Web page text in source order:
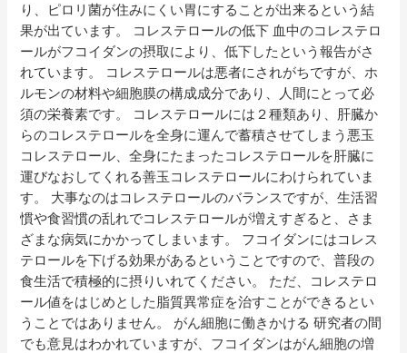
り、ピロリ菌が住みにくい胃にすることが出来るという結
果が出ています。 コレステロールの低下 血中のコレステロ
ールがフコイダンの摂取により、低下したという報告がさ
れています。 コレステロールは悪者にされがちですが、ホ
ルモンの材料や細胞膜の構成成分であり、人間にとって必
須の栄養素です。 コレステロールには２種類あり、肝臓か
らのコレステロールを全身に運んで蓄積させてしまう悪玉
コレステロール、全身にたまったコレステロールを肝臓に
運びなおしてくれる善玉コレステロールにわけられていま
す。 大事なのはコレステロールのバランスですが、生活習
慣や食習慣の乱れでコレステロールが増えすぎると、さま
ざまな病気にかかってしまいます。 フコイダンにはコレス
テロールを下げる効果があるということですので、普段の
食生活で積極的に摂りいれてください。 ただ、コレステロ
ール値をはじめとした脂質異常症を治すことができるとい
うことではありません。 がん細胞に働きかける 研究者の間
でも意見はわかれていますが、フコイダンはがん細胞の増